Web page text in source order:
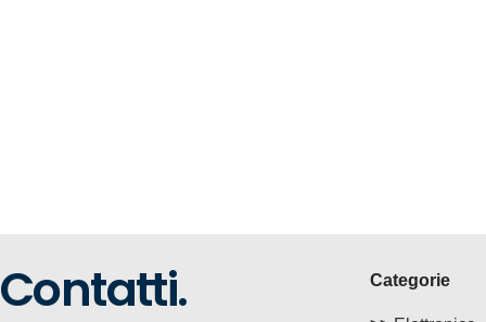
Contatti. Categorie